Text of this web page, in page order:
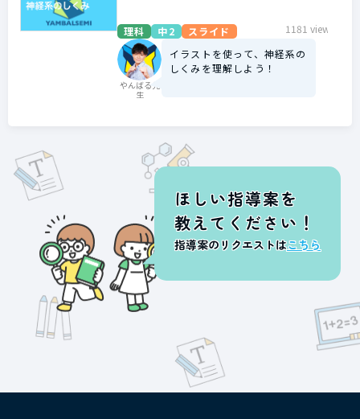
理科 中2 スライド 1181 view
やんばる先
生
イラストを使って、神経系の
しくみを理解しよう！
ほしい指導案を
教えてください！
指導案のリクエストはこちら